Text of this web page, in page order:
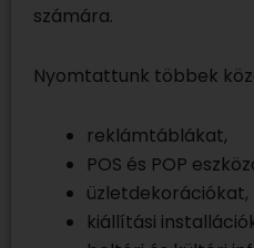
számára.
Nyomtattunk többek
reklámtáblákat,
POS és POP
üzletdekorációkat,
kiállítási